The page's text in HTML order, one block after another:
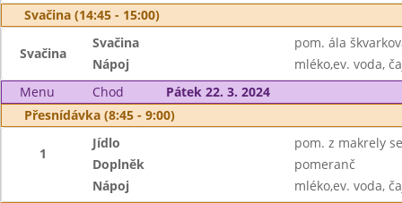
Svačina (14:45 - 15:00)
Svačina
Svačina
pom. ála
Nápoj
mléko,ev. voda,
Menu
Chod
Pátek 22. 3. 2024
Přesnídávka (8:45 - 9:00)
1
Jídlo
pom. z makrely
Doplněk
pomeranč
Nápoj
mléko,ev. voda,